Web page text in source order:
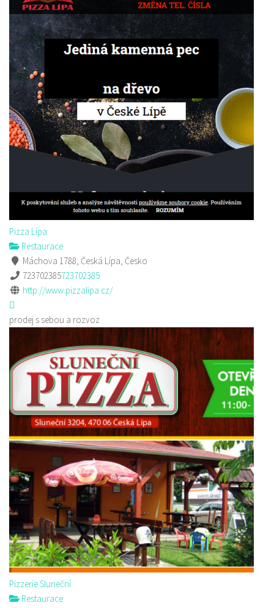
Pizza Lípa
Restaurace
Máchova 1788, Česká Lípa, Česko
723702385723702385
http://www.pizzalipa.cz/
prodej s sebou a rozvoz
Pizzerie Sluneční
Restaurace